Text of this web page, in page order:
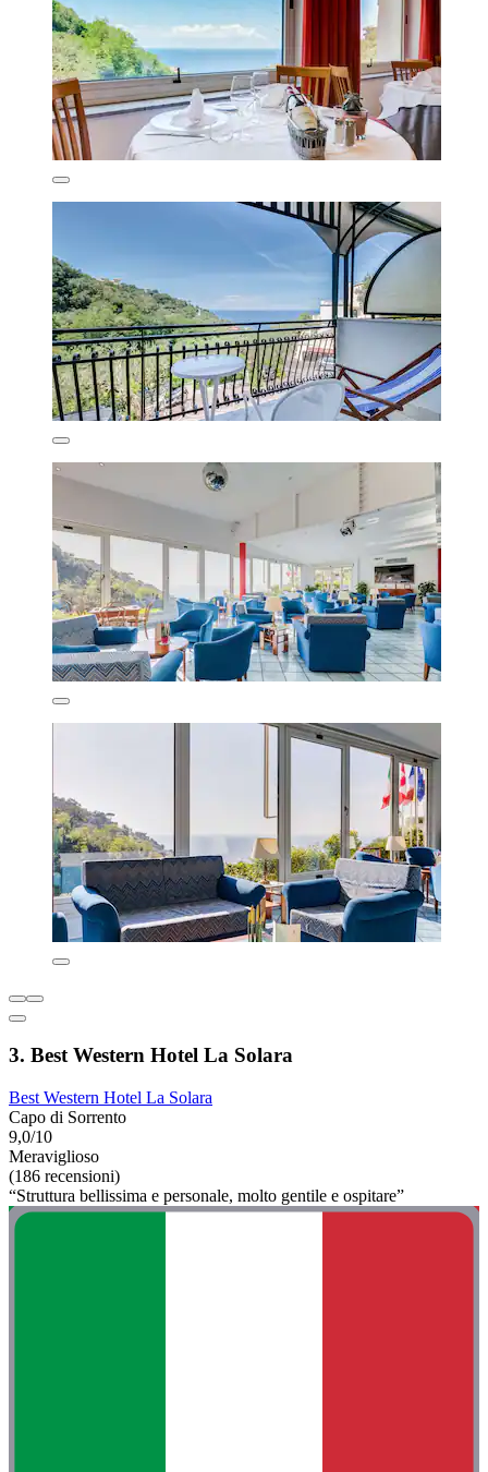
3. Best Western Hotel La Solara
Best Western Hotel La Solara
Capo di Sorrento
9,0/10
Meraviglioso
(186 recensioni)
“Struttura bellissima e personale, molto gentile e ospitare”